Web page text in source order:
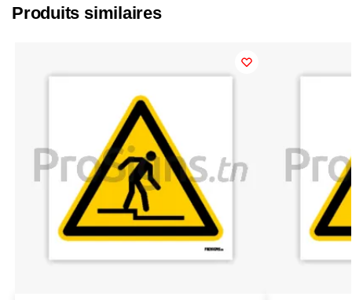
Produits similaires